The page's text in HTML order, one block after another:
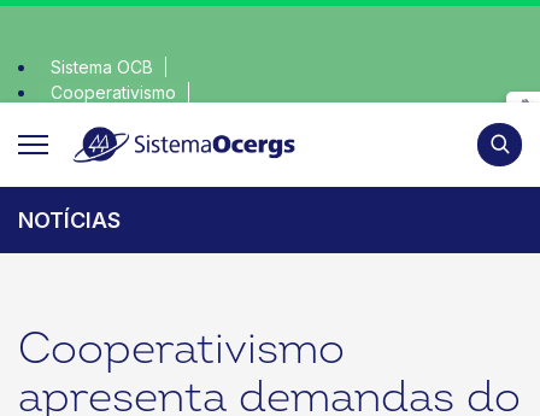
Sistema OCB
Cooperativismo
NOTÍCIAS
Cooperativismo
apresenta demandas do